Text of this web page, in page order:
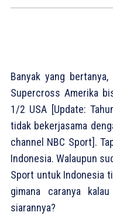
Banyak yang
Supercross Amerika
1/2 USA [Update:
tidak bekerjasama
channel NBC Sport].
Indonesia. Walaupun
Sport untuk Indonesia
gimana caranya
siarannya?